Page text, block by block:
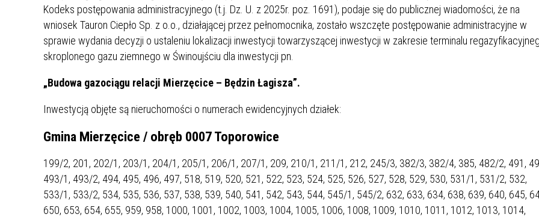
KARTA DUŻEJ RODZINY OFERTY PRACY
PROGRAM WSPARCIA
3+ GÓRĄ!"
AKTYWIZACJA SPOŁECZNO–
ZAWODOWA OSÓB
NIEPEŁNOSPRAWNYCH
PLAN OGÓLNY
PODATKI LOKALNE –
PODSTAWOWE INFORMACJE,
STAWKI I FORMULARZE
KAMPANIA EDUKACYJNO-
EKOLOGICZNA W RAMACH
LINEARNY
INFORMACJE ZUS INFORMACJE MOPS BĘDZIN INFORMACJE ARIMR
UCZNIÓW
DLA WYRÓŻNIAJĄCYCH SIĘ
UCZNIÓW
AWANS ZAWODOWY NAUCZYCIELI
ZAKŁADANIE PLACÓWEK
NIEPUBLICZNYCH
DOFINANSOWANIE
STYPENDIUM MIASTA BĘDZINA
PAŃSTWOWA SZKOŁA MUZYCZNA
I ST. IM. FRYDERYKA CHOPINA
DOTACJE DLA NIEPUBLICZNYCH
SZKÓŁ I PRZEDSZKOLI W
BĘDZINIE
ZAPOMOGOWO-POŻYCZKOWA
PRACOWNIKÓW OŚWIATY
SZKÓŁ” Z WOJEWÓDZKIEGO
FUNDUSZU OCHRONY
ŚRODOWISKA I
WODNEJ W KATOWICACH
Kodeks postępowania administracyjnego (t.j. Dz. U. z 2025r. poz. 1691), podaje się do publicznej wiadomości, że na
wniosek Tauron Ciepło Sp. z o.o., działającej przez pełnomocnika, zostało wszczęte postępowanie administracyjne w
sprawie wydania decyzji o ustaleniu lokalizacji inwestycji towarzyszącej inwestycji w zakresie terminalu
skroplonego gazu ziemnego w Świnoujściu dla inwestycji pn.
„Budowa gazociągu relacji Mierzęcice – Będzin Łagisza”.
Inwestycją objęte są nieruchomości o numerach ewidencyjnych działek:
Gmina Mierzęcice / obręb 0007 Toporowice
199/2, 201, 202/1, 203/1, 204/1, 205/1, 206/1, 207/1, 209, 210/1, 211/1, 212, 245/3, 382/3, 382/4, 385, 482/2, 491,
493/1, 493/2, 494, 495, 496, 497, 518, 519, 520, 521, 522, 523, 524, 525, 526, 527, 528, 529, 530, 531/1, 531/2, 532,
533/1, 533/2, 534, 535, 536, 537, 538, 539, 540, 541, 542, 543, 544, 545/1, 545/2, 632, 633, 634, 638, 639, 640, 645,
650, 653, 654, 655, 959, 958, 1000, 1001, 1002, 1003, 1004, 1005, 1006, 1008, 1009, 1010, 1011, 1012, 1013, 1014,